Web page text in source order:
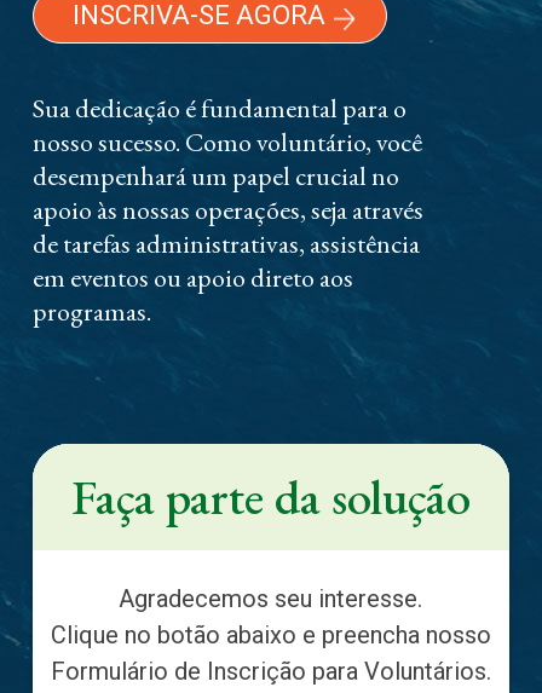
INSCRIVA-SE AGORA
Sua dedicação é fundamental para o
nosso sucesso. Como voluntário, você
desempenhará um papel crucial no
apoio às nossas operações, seja através
de tarefas administrativas, assistência
em eventos ou apoio direto aos
programas.
Faça parte da solução
Agradecemos seu interesse.
Clique no botão abaixo e preencha nosso
Formulário de Inscrição para Voluntários.